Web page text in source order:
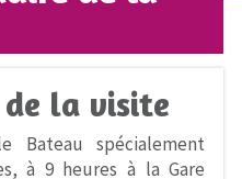
la visite
Bateau spécialement
à 9 heures à la Gare